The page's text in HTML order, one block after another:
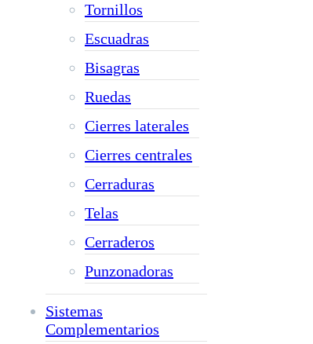
Tornillos
Escuadras
Bisagras
Ruedas
Cierres laterales
Cierres centrales
Cerraduras
Telas
Cerraderos
Punzonadoras
Sistemas
Complementarios